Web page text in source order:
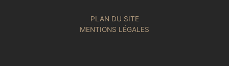
PLAN DU SITE
MENTIONS LÉGALES